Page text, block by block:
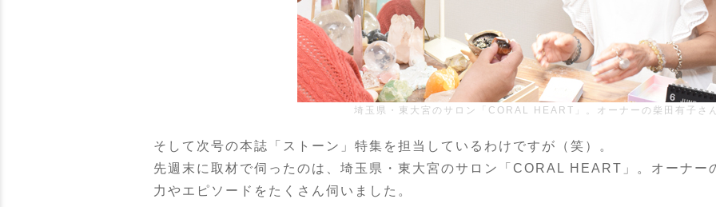
埼玉県・東大宮のサロン「CORAL HEART」。オーナーの柴田有子さ
そして次号の本誌「ストーン」特集を担当しているわけですが（笑）。
先週末に取材で伺ったのは、埼玉県・東大宮のサロン「CORAL HEART」。オーナー
力やエピソードをたくさん伺いました。